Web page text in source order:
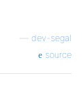
dev-segal
source